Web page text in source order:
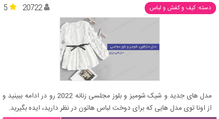
دسته: کیف و کفش و لباس 5 20722
مدل های جدید و شیک شومیز و بلوز مجلسی زنانه 2022 رو در ادامه ببینید و
از اونا توی مدل هایی که برای دوخت لباس هاتون در نظر دارید، ایده بگیرید.